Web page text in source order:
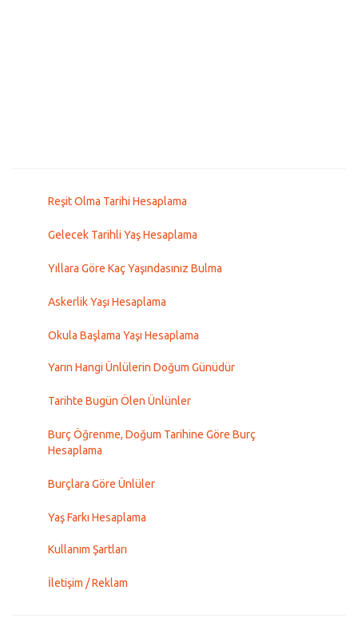
Reşit Olma Tarihi Hesaplama
Gelecek Tarihli Yaş Hesaplama
Yıllara Göre Kaç Yaşındasınız Bulma
Askerlik Yaşı Hesaplama
Okula Başlama Yaşı Hesaplama
Yarın Hangi Ünlülerin Doğum Günüdür
Tarihte Bugün Ölen Ünlünler
Burç Öğrenme, Doğum Tarihine Göre Burç
Hesaplama
Burçlara Göre Ünlüler
Yaş Farkı Hesaplama
Kullanım Şartları
İletişim / Reklam